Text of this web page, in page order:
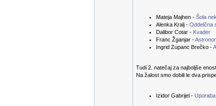
Mateja Majhen - Šola
Alenka Kralj - Oddelčna
Dalibor Cotar - Kvader
Franc Žganjar -
Ingrid Zupanc Brečko -
Tudi 2. natečaj za najboljše
Na žalost smo dobili le dva
Izidor Gabrijel -